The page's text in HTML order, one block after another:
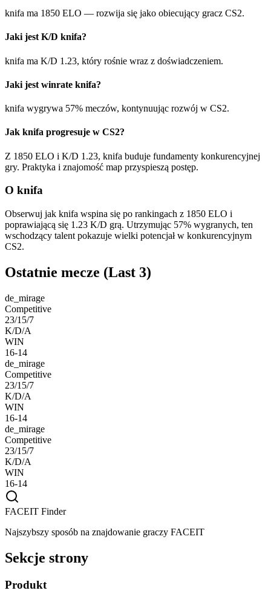
knifa ma 1850 ELO — rozwija się jako obiecujący gracz CS2.
Jaki jest K/D knifa?
knifa ma K/D 1.23, który rośnie wraz z doświadczeniem.
Jaki jest winrate knifa?
knifa wygrywa 57% meczów, kontynuując rozwój w CS2.
Jak knifa progresuje w CS2?
Z 1850 ELO i K/D 1.23, knifa buduje fundamenty konkurencyjnej
gry. Praktyka i znajomość map przyspieszą postęp.
O knifa
Obserwuj jak knifa wspina się po rankingach z 1850 ELO i
poprawiającą się 1.23 K/D grą. Utrzymując 57% wygranych, ten
wschodzący talent pokazuje wielki potencjał w konkurencyjnym
CS2.
Ostatnie mecze (Last 3)
de_mirage
Competitive
23/15/7
K/D/A
WIN
16-14
de_mirage
Competitive
23/15/7
K/D/A
WIN
16-14
de_mirage
Competitive
23/15/7
K/D/A
WIN
16-14
FACEIT Finder
Najszybszy sposób na znajdowanie graczy FACEIT
Sekcje strony
Produkt